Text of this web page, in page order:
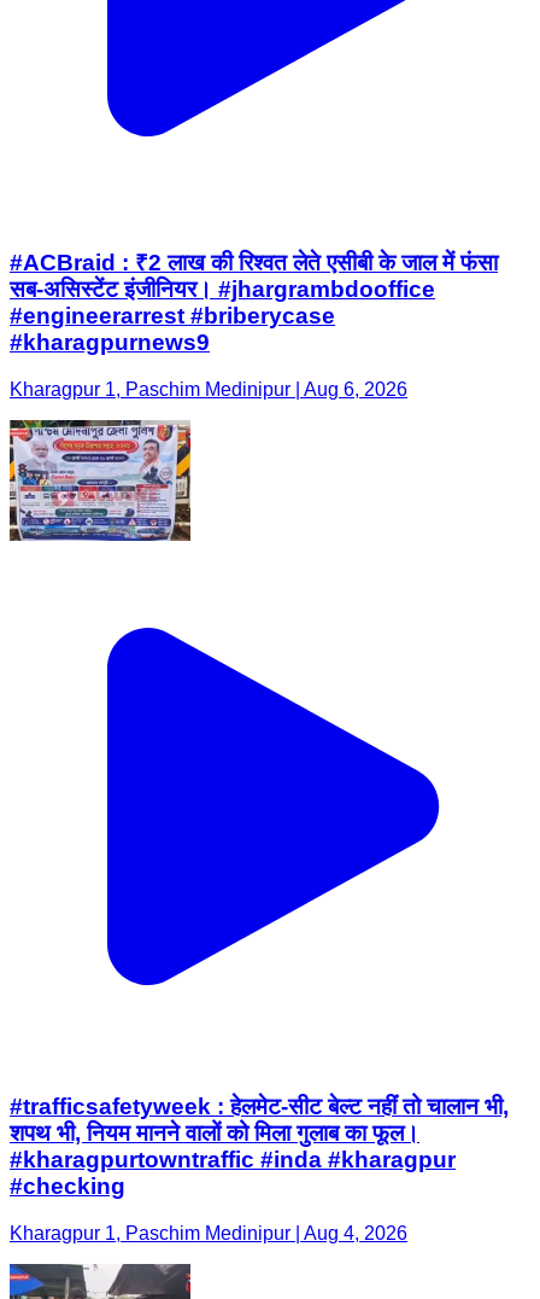
#ACBraid : ₹2 लाख की रिश्वत लेते एसीबी के जाल में फंसा
सब-असिस्टेंट इंजीनियर। #jhargrambdooffice
#engineerarrest #briberycase
#kharagpurnews9
Kharagpur 1, Paschim Medinipur | Aug 6, 2026
#trafficsafetyweek : हेलमेट-सीट बेल्ट नहीं तो चालान भी,
शपथ भी, नियम मानने वालों को मिला गुलाब का फूल।
#kharagpurtowntraffic #inda #kharagpur
#checking
Kharagpur 1, Paschim Medinipur | Aug 4, 2026